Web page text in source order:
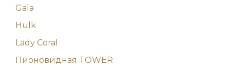
Gala
Hulk
Lady Coral
Пионовидная TOWER